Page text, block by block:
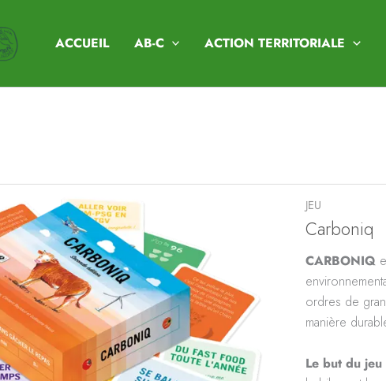
ACCUEIL AB-C ACTION TERRITORIALE
JEU
Carboniq
CARBONIQ
ordres de
manière
Le but du jeu